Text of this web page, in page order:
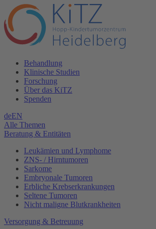
Behandlung
Klinische Studien
Forschung
Über das KiTZ
Spenden
deEN
Alle Themen
Beratung & Entitäten
Leukämien und Lymphome
ZNS- / Hirntumoren
Sarkome
Embryonale Tumoren
Erbliche Krebserkrankungen
Seltene Tumoren
Nicht maligne Blutkrankheiten
Versorgung & Betreuung